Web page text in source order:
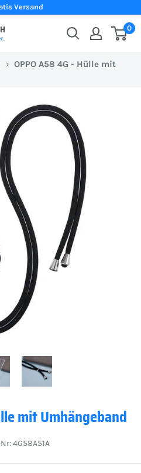
auf Rechnung
0
› OPPO A58 4G - Hülle mit
mit Umhängeband
4G58A51A